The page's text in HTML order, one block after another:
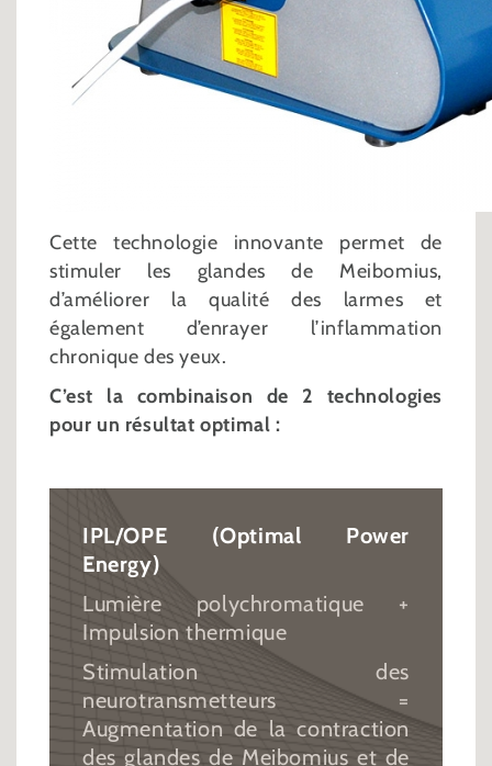
Cette technologie innovante permet de
stimuler les glandes de Meibomius,
d’améliorer la qualité des larmes et
également d’enrayer l’inflammation
chronique des yeux.
C’est la combinaison de 2 technologies
pour un résultat optimal :
IPL/OPE (Optimal Power
Energy)
Lumière polychromatique +
Impulsion thermique
Stimulation des
neurotransmetteurs =
Augmentation de la contraction
des glandes de Meibomius et de